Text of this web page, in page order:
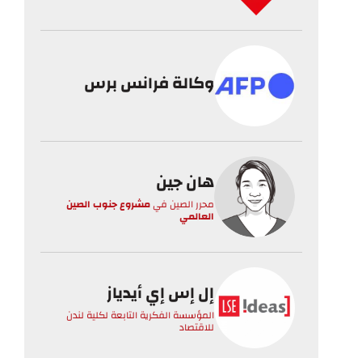
وكالة فرانس برس
هان جين
محرر الصينفيمشروع جنوب الصين
العالمي
إل إس إي أيدياز
المؤسسة الفكرية التابعة لكلية لندن
للاقتصاد